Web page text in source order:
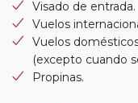
Visado de entrada.
Vuelos
Vuelos
(excepto cuando
Propinas.